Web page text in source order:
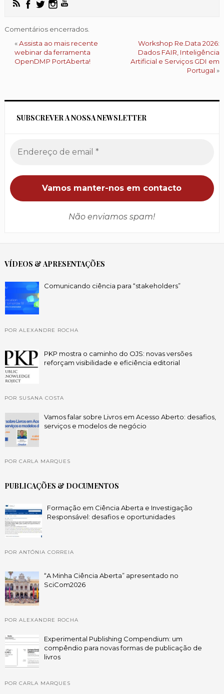
Comentários encerrados.
«Assista ao mais recente
webinar da ferramenta
OpenDMP PortAberta!
Workshop Re.Data 2026:
Dados FAIR, Inteligência
Artificial e Serviços GDI em
Portugal »
SUBSCREVER A NOSSA NEWSLETTER
Não enviamos spam!
VÍDEOS & APRESENTAÇÕES
Comunicando ciência para “stakeholders”
POR ALEXANDRE ROCHA
PKP mostra o caminho do OJS: novas versões
reforçam visibilidade e eficiência editorial
POR SUSANA COSTA
Vamos falar sobre Livros em Acesso Aberto: desafios,
serviços e modelos de negócio
POR CARLA MARQUES
PUBLICAÇÕES & DOCUMENTOS
Formação em Ciência Aberta e Investigação
Responsável: desafios e oportunidades
POR ANTÓNIA CORREIA
“A Minha Ciência Aberta” apresentado no
SciCom2026
POR ALEXANDRE ROCHA
Experimental Publishing Compendium: um
compêndio para novas formas de publicação de
livros
POR CARLA MARQUES